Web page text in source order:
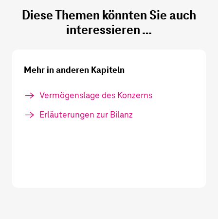
Diese Themen könnten Sie auch
interessieren …
Mehr in anderen Kapiteln
Vermögenslage des Konzerns
Erläuterungen zur Bilanz